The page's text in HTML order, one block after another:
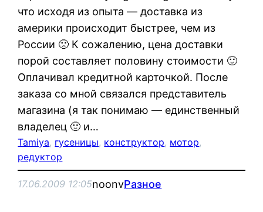
что исходя из опыта — доставка из
америки происходит быстрее, чем из
России 🙁 К сожалению, цена доставки
порой составляет половину стоимости 🙂
Оплачивал кредитной карточкой. После
заказа со мной связался представитель
магазина (я так понимаю — единственный
владелец 🙂 и…
Tamiya, гусеницы, конструктор, мотор
редуктор
17.06.2009 12:05noonvРазное